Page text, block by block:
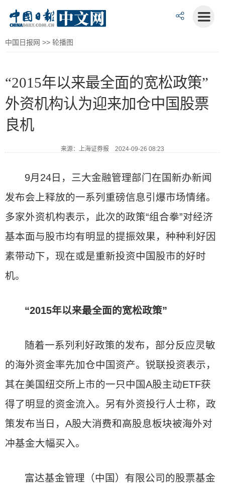
中国日报网 >> 轮播图
“2015年以来最全面的宽松政策”
外资机构认为迎来加仓中国股票
良机
来源：上海证券报 2024-09-26 08:23
9月24日，三大金融管理部门在国新办新闻
发布会上释放的一系列重磅信息引爆市场情绪。
多家外资机构表示，此次的政策“组合拳”对经济
基本面与股市均有明显的提振效果，种种利好因
素带动下，现在或是重新投资中国股市的好时
机。
“2015年以来最全面的宽松政策”
随着一系列利好政策的发布，部分反应灵敏
的海外资金率先加仓中国资产。锐联投资表示，
其在美国纽交所上市的一只中国A股主动ETF获
得了明显的资金流入。另有外资投行人士称，政
策发布当日，A股大消费和高股息板块被海外对
冲基金大幅买入。
富达基金管理（中国）有限公司的股票基金